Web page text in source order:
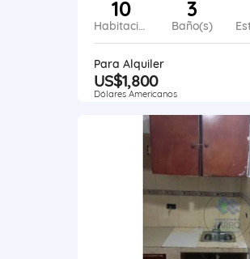
10
Habitaciones
3
Baño(s)
Para Alquiler
US$1,800
Dólares Americanos